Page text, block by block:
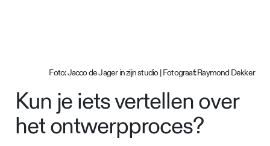
Foto: Jacco de Jager in zijn studio | Fotograaf: Raymond Dekker
Kun je iets vertellen over
het ontwerpproces?